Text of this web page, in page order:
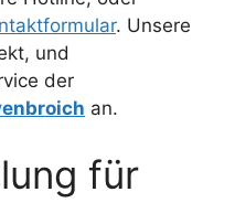
. Unsere
und
der
an.
für